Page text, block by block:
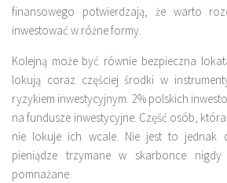
finansowego potwierdzają, że warto
inwestować w różne formy.
Kolejną może być równie bezpieczna
lokują coraz częściej środki w
ryzykiem inwestycyjnym. 2% polskich
na fundusze inwestycyjne. Część osób,
nie lokuje ich wcale. Nie jest to jednak
pieniądze trzymane w skarbonce
pomnażane.